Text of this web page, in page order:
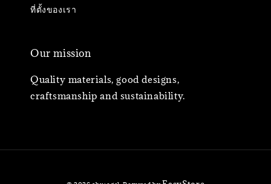
ที่ตั้งของเรา
Our mission
Quality materials, good designs,
craftsmanship and sustainability.